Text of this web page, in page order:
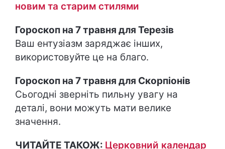
новим та старим стилями
Гороскоп на 7 травня для Терезів
Ваш ентузіазм заряджає інших,
використовуйте це на благо.
Гороскоп на 7 травня для Скорпіонів
Сьогодні зверніть пильну увагу на
деталі, вони можуть мати велике
значення.
ЧИТАЙТЕ ТАКОЖ: Церковний календар